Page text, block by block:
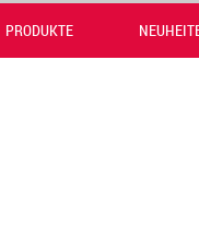
PRODUKTE